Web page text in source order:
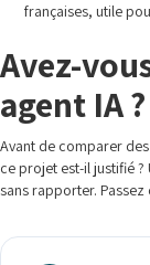
françaises, utile
Avez-
agent IA ?
Avant de comparer
ce projet est-il justifié
sans rapporter.